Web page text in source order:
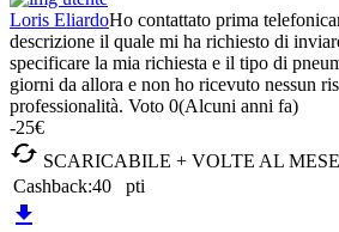
Loris EliardoHo contattato prima
descrizione il quale mi ha richiesto di
specificare la mia richiesta e il tipo di
giorni da allora e non ho ricevuto nessun
professionalità. Voto 0(Alcuni anni fa)
-25€
 SCARICABILE + VOLTE AL MESE
Cashback:40 pti
